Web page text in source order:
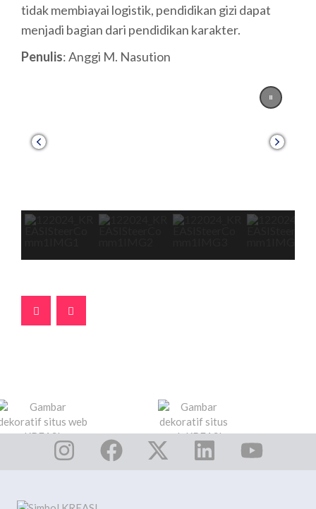
tidak membiayai logistik, pendidikan gizi dapat
menjadi bagian dari pendidikan karakter.
Penulis: Anggi M. Nasution